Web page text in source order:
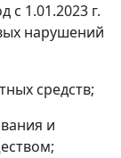
с 1.01.2023 г.
нарушений
средств;
и